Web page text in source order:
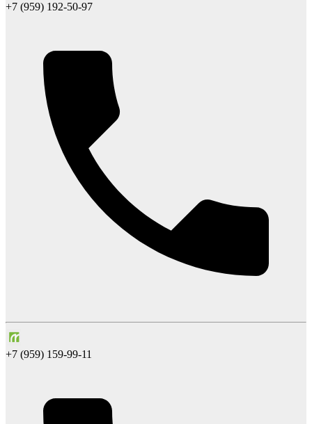
+7 (959) 192-50-97
+7 (959) 159-99-11